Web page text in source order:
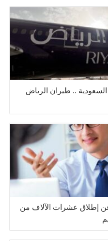
.. طيران الرياض
عن إطلاق عشرات الآلاف من